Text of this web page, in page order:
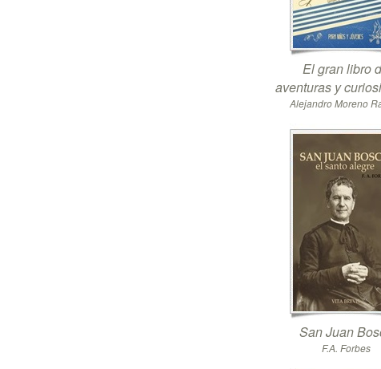
El gran libro
aventuras y
Alejandro Moreno
San Juan
F.A. Forbes